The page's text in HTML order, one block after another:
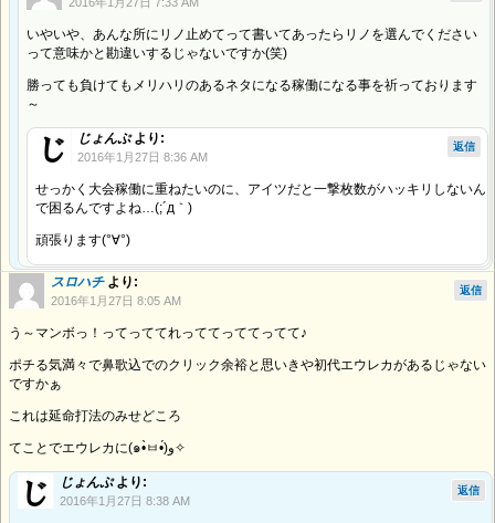
いやいや、あんな所にリノ止めてって書いてあったらリノを選んでください
って意味かと勘違いするじゃないですか(笑)
勝っても負けてもメリハリのあるネタになる稼働になる事を祈っております
～
じょんぷ より:
2016年1月27日 8:36 AM
せっかく大会稼働に重ねたいのに、アイツだと一撃枚数がハッキリしないん
で困るんですよね…(;´д｀)
頑張ります(°∀°)
返信
スロハチ より:
2016年1月27日 8:05 AM
う～マンボっ！ってっててれっててっててってて♪
ポチる気満々で鼻歌込でのクリック余裕と思いきや初代エウレカがあるじゃない
ですかぁ
これは延命打法のみせどころ
てことでエウレカに(๑•̀ㅂ•́)و✧
返信
じょんぷ より:
2016年1月27日 8:38 AM
返信